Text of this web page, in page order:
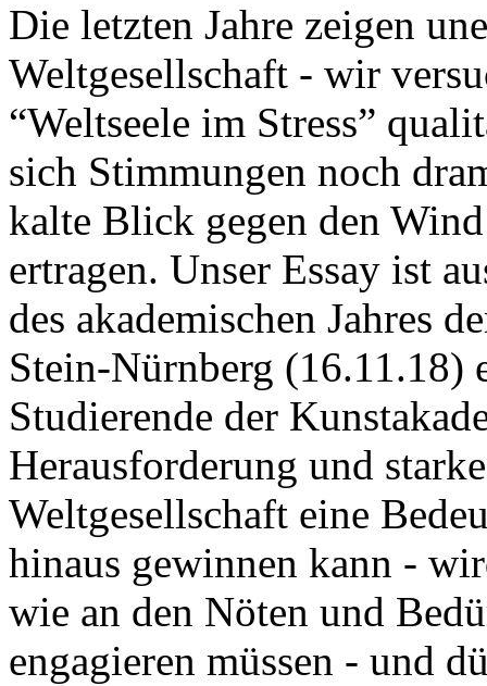
Die letzten Jahre zeigen
Weltgesellschaft - wir
“Weltseele im Stress”
sich Stimmungen noch
kalte Blick gegen den
ertragen. Unser Essay ist
des akademischen Jahres
Stein-Nürnberg (16.11.18)
Studierende der
Herausforderung und
Weltgesellschaft eine
hinaus gewinnen kann -
wie an den Nöten und
engagieren müssen - und